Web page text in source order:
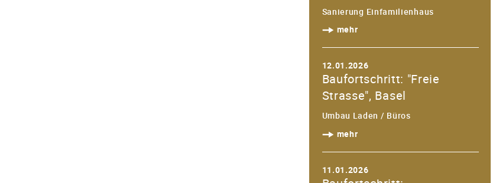
Sanierung Einfamilienhaus
mehr
12.01.2026
Baufortschritt: "Freie
Strasse", Basel
Umbau Laden / Büros
mehr
11.01.2026